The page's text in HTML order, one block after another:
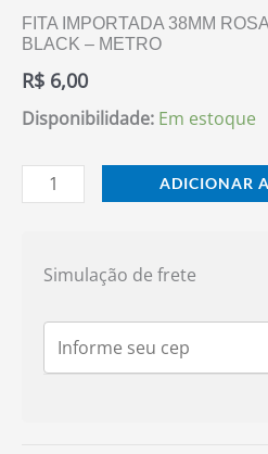
FITA IMPORTADA 38MM
BLACK – METRO
R$ 6,00
Disponibilidade: Em estoque
ADICIONAR
Simulação de frete